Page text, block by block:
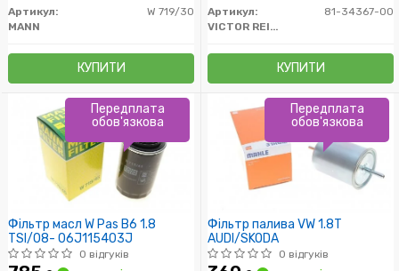
Артикул:
W 719/30
MANN
КУПИТИ
Артикул:
81-34367-00
VICTOR REINZ
КУПИТИ
Фільтр масл W Pas B6 1.8
TSI/08- 06J115403J
0 відгуків
Передплата
обов'язкова
Фільтр палива VW 1.8T
AUDI/SKODA
0 відгуків
Передплата
обов'язкова